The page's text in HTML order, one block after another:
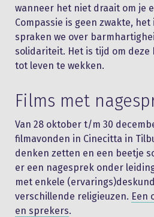
wanneer het niet draait om je
Compassie is geen zwakte,
spraken we over
solidariteit. Het is tijd om deze
tot leven te wekken.
Films met
Van 28 oktober t/m 30
filmavonden in Cinecitta in
denken zetten en een beetje
er een nagesprek onder
met enkele
verschillende religieuzen. Een
en sprekers.